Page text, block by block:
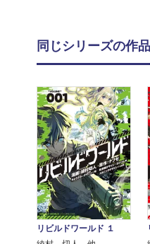
同じシリーズの作品
リビルドワールド １